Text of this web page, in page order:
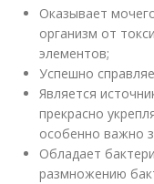
Оказывает
организм от
элементов;
Успешно
Является
прекрасно
особенно важно
Обладает
размножению